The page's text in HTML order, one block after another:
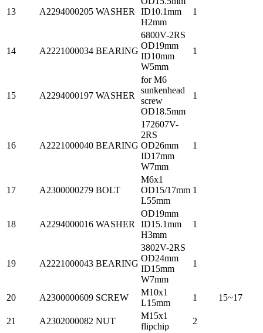
13 A2294000205 WASHER
ID10.1mm
H2mm
1
14 A2221000034 BEARING
6800V-2RS
OD19mm
ID10mm
W5mm
1
15 A2294000197 WASHER
for M6
sunkenhead
screw
OD18.5mm
1
16 A2221000040 BEARING
172607V-
2RS
OD26mm
ID17mm
W7mm
1
17 A2300000279 BOLT
M6x1
OD15/17mm
L55mm
1
18 A2294000016 WASHER
OD19mm
ID15.1mm
H3mm
1
19 A2221000043 BEARING
3802V-2RS
OD24mm
ID15mm
W7mm
1
20 A2300000609 SCREW
M10x1
L15mm
1 15~17
21 A2302000082 NUT
M15x1
flipchip
2